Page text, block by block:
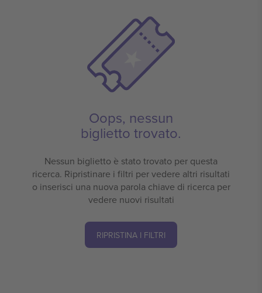
Oops, nessun
biglietto trovato.
Nessun biglietto è stato trovato per questa
ricerca. Ripristinare i filtri per vedere altri risultati
o inserisci una nuova parola chiave di ricerca per
vedere nuovi risultati
RIPRISTINA I FILTRI